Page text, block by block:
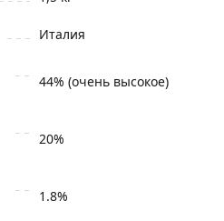
Италия
44% (очень высокое)
20%
1.8%